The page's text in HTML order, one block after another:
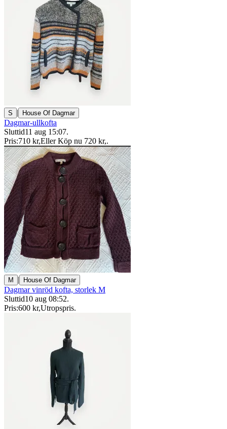
S | House Of Dagmar
Dagmar-ullkofta
Sluttid11 aug 15:07.
Pris:710 kr,Eller Köp nu 720 kr,.
M | House Of Dagmar
Dagmar vinröd kofta, storlek M
Sluttid10 aug 08:52.
Pris:600 kr,Utropspris.